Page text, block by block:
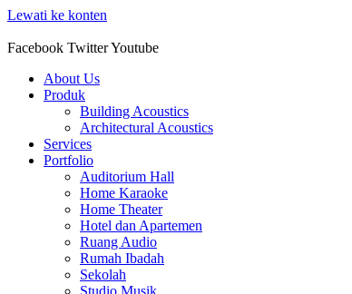
Lewati ke konten
Facebook TwitterYoutube
About Us
Produk
Building Acoustics
Architectural Acoustics
Services
Portfolio
Auditorium Hall
Home Karaoke
Home Theater
Hotel dan Apartemen
Ruang Audio
Rumah Ibadah
Sekolah
Studio Musik